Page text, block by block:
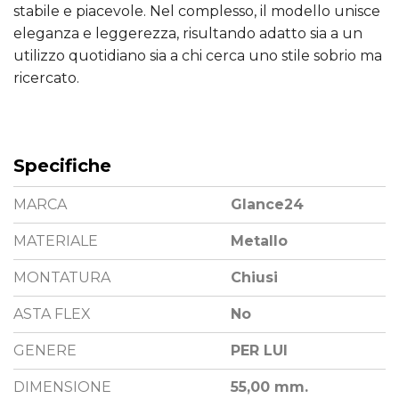
stabile e piacevole. Nel complesso, il modello unisce
eleganza e leggerezza, risultando adatto sia a un
utilizzo quotidiano sia a chi cerca uno stile sobrio ma
ricercato.
Specifiche
MARCA Glance24
MATERIALE Metallo
MONTATURA Chiusi
ASTA FLEX No
GENERE PER LUI
DIMENSIONE 55,00 mm.